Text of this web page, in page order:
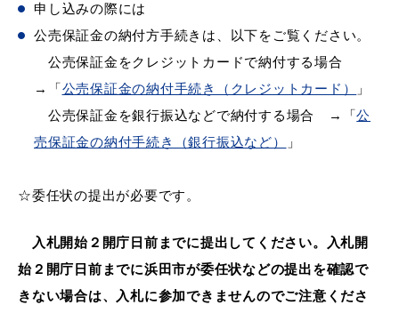
公共施設 イベント情報
便利なサービス
防災・防犯メール
気象情報リンク集
ごみ分別早見表
申し込みの際には
公売保証金の納付方手続きは、以下をご覧ください。
公売保証金をクレジットカードで納付する場合
→「公売保証金の納付手続き（クレジットカード）
」
公売保証金を銀行振込などで納付する場合 →「公
売保証金の納付手続き（銀行振込など）
」
☆委任状の提出が必要です。
入札開始２開庁日前までに提出してください。入札開
始２開庁日前までに浜田市が委任状などの提出を確認で
きない場合は、入札に参加できませんのでご注意くださ